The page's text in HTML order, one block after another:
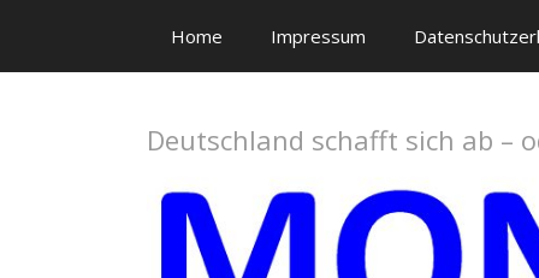
Inhalt
Home Impressum
Deutschland schafft sich ab –